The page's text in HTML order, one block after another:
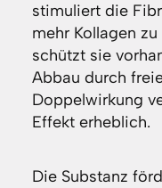
stimuliert die
mehr Kollagen
schützt sie
Abbau durch
Doppelwirkung
Effekt erheblich.
Die Substanz